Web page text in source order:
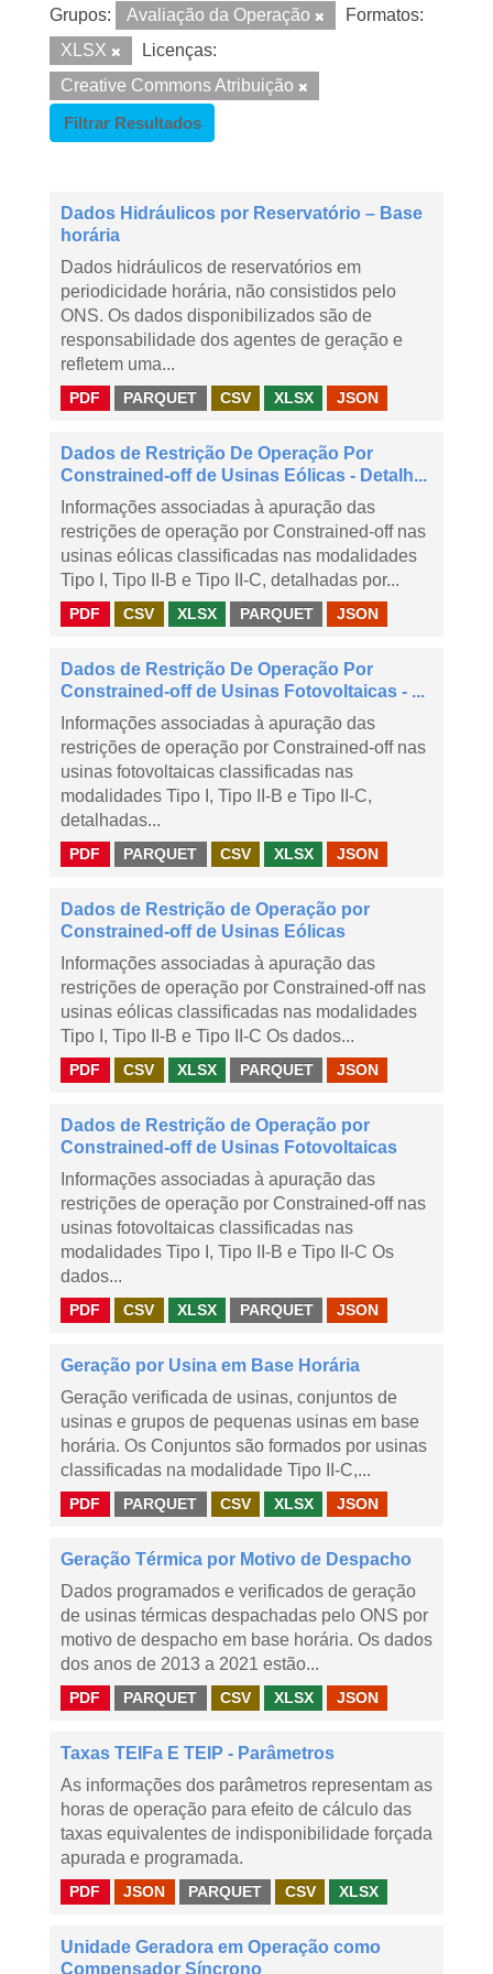
Grupos: Avaliação da Operação
Formatos:
XLSX
Licenças:
Creative Commons Atribuição
Filtrar Resultados
Dados Hidráulicos por Reservatório – Base
horária
Dados hidráulicos de reservatórios em
periodicidade horária, não consistidos pelo
ONS. Os dados disponibilizados são de
responsabilidade dos agentes de geração e
refletem uma...
PDF PARQUET CSV XLSX JSON
Dados de Restrição De Operação Por
Constrained-off de Usinas Eólicas - Detalh...
Informações associadas à apuração das
restrições de operação por Constrained-off nas
usinas eólicas classificadas nas modalidades
Tipo I, Tipo II-B e Tipo II-C, detalhadas por...
PDF CSV XLSX PARQUET JSON
Dados de Restrição De Operação Por
Constrained-off de Usinas Fotovoltaicas - ...
Informações associadas à apuração das
restrições de operação por Constrained-off nas
usinas fotovoltaicas classificadas nas
modalidades Tipo I, Tipo II-B e Tipo II-C,
detalhadas...
PDF PARQUET CSV XLSX JSON
Dados de Restrição de Operação por
Constrained-off de Usinas Eólicas
Informações associadas à apuração das
restrições de operação por Constrained-off nas
usinas eólicas classificadas nas modalidades
Tipo I, Tipo II-B e Tipo II-C Os dados...
PDF CSV XLSX PARQUET JSON
Dados de Restrição de Operação por
Constrained-off de Usinas Fotovoltaicas
Informações associadas à apuração das
restrições de operação por Constrained-off nas
usinas fotovoltaicas classificadas nas
modalidades Tipo I, Tipo II-B e Tipo II-C Os
dados...
PDF CSV XLSX PARQUET JSON
Geração por Usina em Base Horária
Geração verificada de usinas, conjuntos de
usinas e grupos de pequenas usinas em base
horária. Os Conjuntos são formados por usinas
classificadas na modalidade Tipo II-C,...
PDF PARQUET CSV XLSX JSON
Geração Térmica por Motivo de Despacho
Dados programados e verificados de geração
de usinas térmicas despachadas pelo ONS por
motivo de despacho em base horária. Os dados
dos anos de 2013 a 2021 estão...
PDF PARQUET CSV XLSX JSON
Taxas TEIFa E TEIP - Parâmetros
As informações dos parâmetros representam as
horas de operação para efeito de cálculo das
taxas equivalentes de indisponibilidade forçada
apurada e programada.
PDF JSON PARQUET CSV XLSX
Unidade Geradora em Operação como
Compensador Síncrono